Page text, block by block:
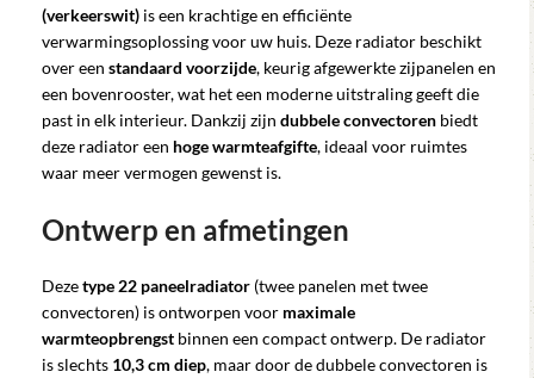
(verkeerswit) is een krachtige en efficiënte
verwarmingsoplossing voor uw huis. Deze radiator beschikt
over een standaard voorzijde, keurig afgewerkte zijpanelen en
een bovenrooster, wat het een moderne uitstraling geeft die
past in elk interieur. Dankzij zijn dubbele convectoren biedt
deze radiator een hoge warmteafgifte, ideaal voor ruimtes
waar meer vermogen gewenst is.
Ontwerp en afmetingen
Dezetype 22 paneelradiator (twee panelen met twee
convectoren) is ontworpen voor maximale
warmteopbrengst binnen een compact ontwerp. De radiator
is slechts 10,3 cm diep, maar door de dubbele convectoren is